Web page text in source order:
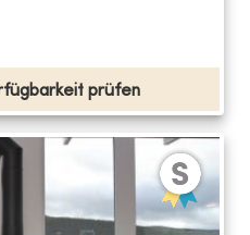
prüfen